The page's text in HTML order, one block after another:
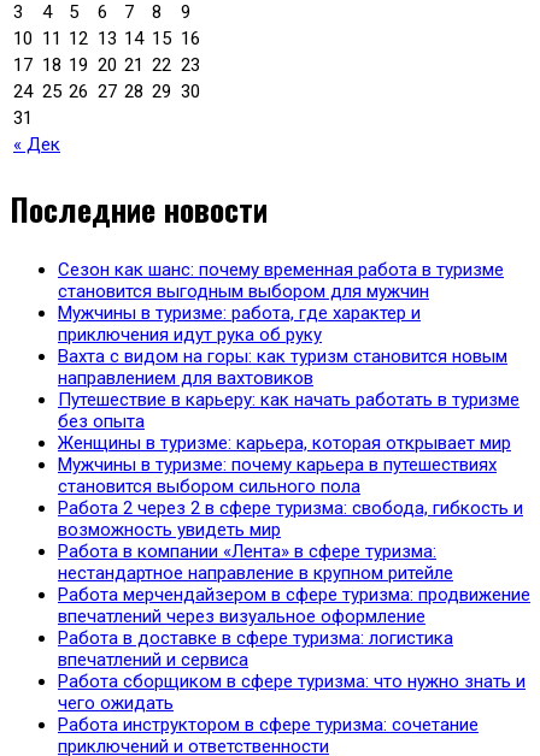
« Дек
3
4 5 6 7 8
9
10 11 12 13 14 15 16
17 18 19 20 21 22 23
24 25 26 27 28 29 30
31
Последние новости
Сезон как шанс: почему временная работа в туризме
становится выгодным выбором для мужчин
Мужчины в туризме: работа, где характер и
приключения идут рука об руку
Вахта с видом на горы: как туризм становится новым
направлением для вахтовиков
Путешествие в карьеру: как начать работать в туризме
без опыта
Женщины в туризме: карьера, которая открывает мир
Мужчины в туризме: почему карьера в путешествиях
становится выбором сильного пола
Работа 2 через 2 в сфере туризма: свобода, гибкость и
возможность увидеть мир
Работа в компании «Лента» в сфере туризма:
нестандартное направление в крупном ритейле
Работа мерчендайзером в сфере туризма: продвижение
впечатлений через визуальное оформление
Работа в доставке в сфере туризма: логистика
впечатлений и сервиса
Работа сборщиком в сфере туризма: что нужно знать и
чего ожидать
Работа инструктором в сфере туризма: сочетание
приключений и ответственности